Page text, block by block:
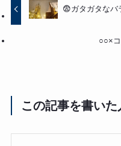
😨ガタガタなバ
○○×
この記事を書いた